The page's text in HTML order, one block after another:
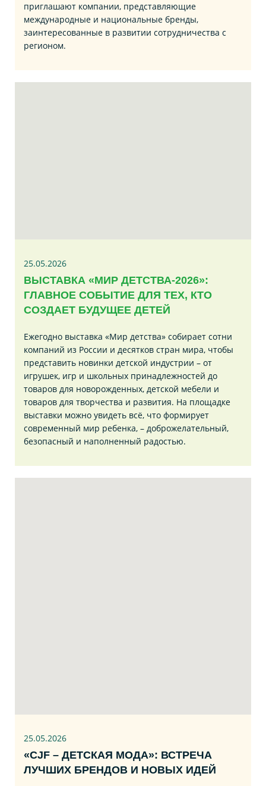
приглашают компании, представляющие
международные и национальные бренды,
заинтересованные в развитии сотрудничества с
регионом.
25.05.2026
ВЫСТАВКА «МИР ДЕТСТВА-2026»:
ГЛАВНОЕ СОБЫТИЕ ДЛЯ ТЕХ, КТО
СОЗДАЕТ БУДУЩЕЕ ДЕТЕЙ
Ежегодно выставка «Мир детства» собирает сотни
компаний из России и десятков стран мира, чтобы
представить новинки детской индустрии – от
игрушек, игр и школьных принадлежностей до
товаров для новорожденных, детской мебели и
товаров для творчества и развития. На площадке
выставки можно увидеть всё, что формирует
современный мир ребенка, – доброжелательный,
безопасный и наполненный радостью.
25.05.2026
«CJF – ДЕТСКАЯ МОДА»: ВСТРЕЧА
ЛУЧШИХ БРЕНДОВ И НОВЫХ ИДЕЙ